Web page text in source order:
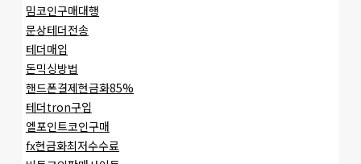
밈코인구매대행
문상테더전송
테더매입
돈믹싱방법
핸드폰결제현금화85%
테더tron구입
엘포인트코인구매
fx현금화최저수수료